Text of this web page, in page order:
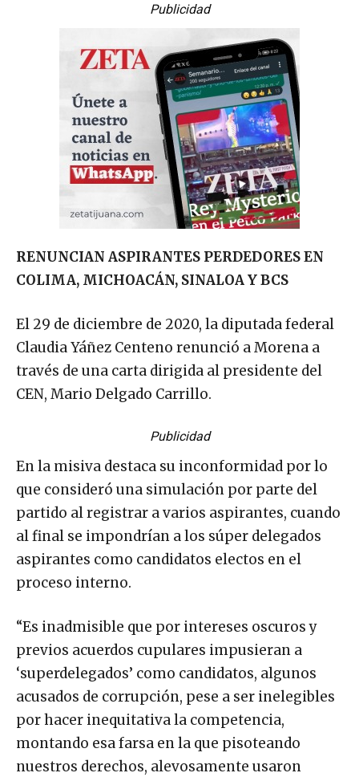
Publicidad
RENUNCIAN ASPIRANTES PERDEDORES EN
COLIMA, MICHOACÁN, SINALOA Y BCS
El 29 de diciembre de 2020, la diputada federal
Claudia Yáñez Centeno renunció a Morena a
través de una carta dirigida al presidente del
CEN, Mario Delgado Carrillo.
Publicidad
En la misiva destaca su inconformidad por lo
que consideró una simulación por parte del
partido al registrar a varios aspirantes, cuando
al final se impondrían a los súper delegados
aspirantes como candidatos electos en el
proceso interno.
“Es inadmisible que por intereses oscuros y
previos acuerdos cupulares impusieran a
‘superdelegados’ como candidatos, algunos
acusados de corrupción, pese a ser inelegibles
por hacer inequitativa la competencia,
montando esa farsa en la que pisoteando
nuestros derechos, alevosamente usaron